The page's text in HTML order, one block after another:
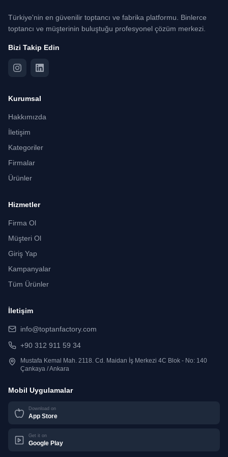
Türkiye'nin en güvenilir toptancı ve fabrika platformu. Binlerce
toptancı ve müşterinin buluştuğu profesyonel çözüm merkezi.
Bizi Takip Edin
Kurumsal
Hakkımızda
İletişim
Kategoriler
Firmalar
Ürünler
Hizmetler
Firma Ol
Müşteri Ol
Giriş Yap
Kampanyalar
Tüm Ürünler
İletişim
info@toptanfactory.com
+90 312 911 59 34
Mustafa Kemal Mah. 2118. Cd. Maidan İş Merkezi 4C Blok - No: 140
Çankaya / Ankara
Mobil Uygulamalar
Download on
App Store
Get it on
Google Play